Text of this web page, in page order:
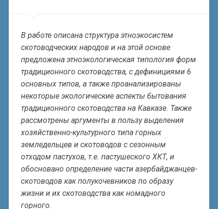
В работе описана структура этноэкосистем
скотоводческих народов и на этой основе
предложена этноэкологическая типология форм
традиционного скотоводства, с дефинициями 6
основных типов, а также проанализированы
некоторые экологические аспекты бытования
традиционного скотоводства на Кавказе. Также
рассмотрены аргументы в пользу выделения
хозяйственно-культурного типа горных
земледельцев и скотоводов с сезонным
отходом пастухов, т.е. пастушеского ХКТ, и
обосновано определение части азербайджанцев-
скотоводов как полукочевников по образу
жизни и их скотоводства как номадного
горного.